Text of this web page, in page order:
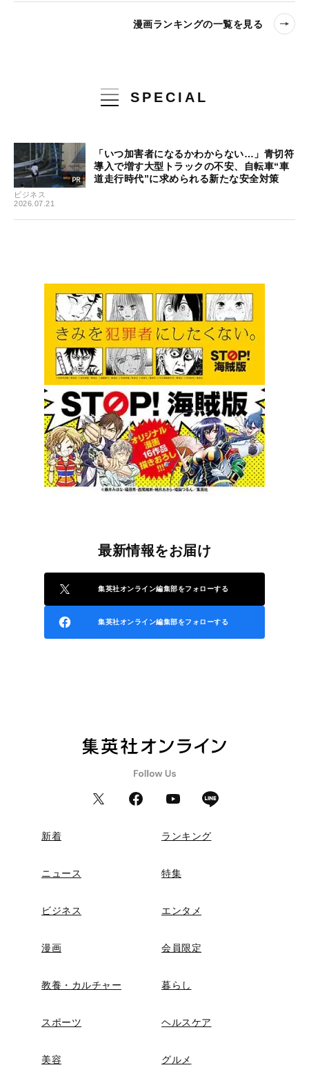
漫画ランキングの一覧を見る
SPECIAL
ビジネス
2026.07.21
「いつ加害者になるかわからない…」青切符
導入で増す大型トラックの不安、自転車“車
道走行時代”に求められる新たな安全対策
最新情報をお届け
集英社オンライン編集部をフォローする
集英社オンライン編集部をフォローする
新着 ランキング
ニュース 特集
ビジネス エンタメ
漫画 会員限定
教養・カルチャー 暮らし
スポーツ ヘルスケア
美容 グルメ